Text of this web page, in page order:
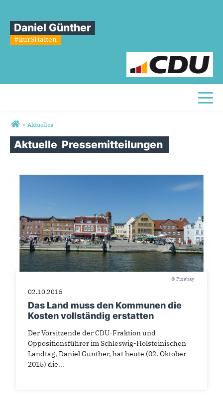
Daniel Günther
#kurSHalten
Sie sind hier
» Aktuelles
Aktuelle Pressemitteilungen
© Pixabay
02.10.2015
Das Land muss den Kommunen die
Kosten vollständig erstatten
Der Vorsitzende der CDU-Fraktion und
Oppositionsführer im Schleswig-Holsteinischen
Landtag, Daniel Günther, hat heute (02. Oktober
2015) die...